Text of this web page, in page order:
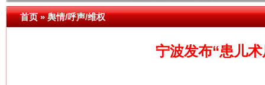
首页»舆情/呼声/维权
宁波发布“患儿